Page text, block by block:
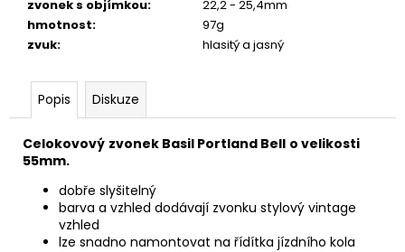
zvonek s objímkou:
22,2 - 25,4mm
hmotnost:
97g
zvuk: hlasitý a jasný
Popis Diskuze
Celokovový zvonek Basil Portland Bell o velikosti
55mm.
dobře slyšitelný
barva a vzhled dodávají zvonku stylový vintage
vzhled
lze snadno namontovat na řídítka jízdního kola
e
m
e
PRUŽINOVÉ
SEDLO
GRAPPA
07F